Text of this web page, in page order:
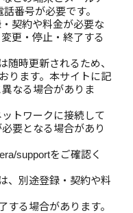
番号が必要です。
契約や料金が必要な
更・停止・終了する
随時更新されるため、
ります。本サイトに記
なる場合がありま
トワークに接続して
要となる場合があり
supportをご確認く
、別途登録・契約や料
る場合があります。